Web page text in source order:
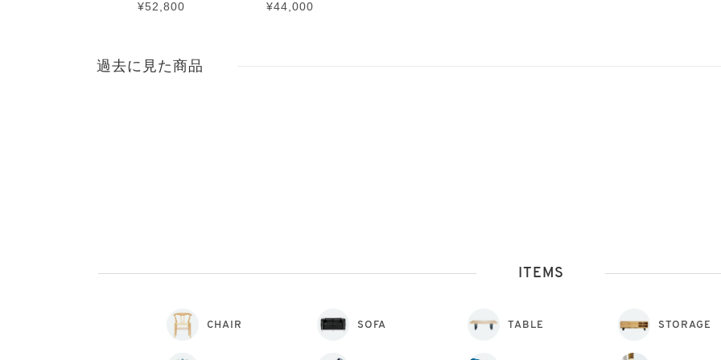
¥52,800 ¥44,000
過去に見た商品
ITEMS
CHAIR SOFA TABLE STORAGE